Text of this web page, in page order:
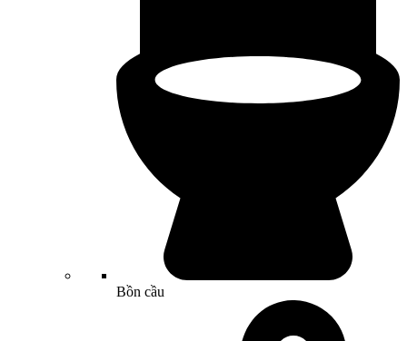
Bồn cầu